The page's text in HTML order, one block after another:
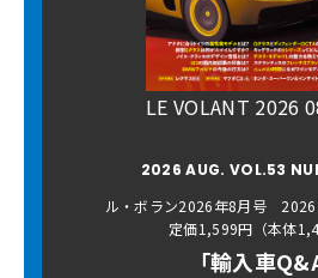
LE VOLANT 2026
2026 AUG. VOL.53
ル・ボラン2026年8月号 2026
定価1,599円（本体
「輸入車